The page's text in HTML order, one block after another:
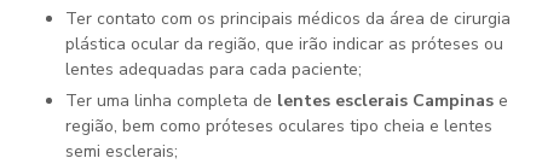
Ter contato com os principais médicos da área de cirurgia
plástica ocular da região, que irão indicar as próteses ou
lentes adequadas para cada paciente;
Ter uma linha completa de lentes esclerais Campinas e
região, bem como próteses oculares tipo cheia e lentes
semi esclerais;